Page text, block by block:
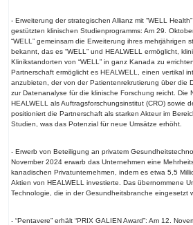
- Erweiterung der strategischen Allianz mit “WELL
gestützten klinischen Studienprogramms: Am 29.
“WELL” gemeinsam die Erweiterung ihres mehrjährigen
bekannt, das es “WELL” und HEALWELL ermöglicht,
Klinikstandorten von “WELL” in ganz Kanada zu
Partnerschaft ermöglicht es HEALWELL, einen vertikal
anzubieten, der von der Patientenrekrutierung über die
zur Datenanalyse für die klinische Forschung reicht. Die
HEALWELL als Auftragsforschungsinstitut (CRO) sowie
positioniert die Partnerschaft als starken Akteur im
Studien, was das Potenzial für neue Umsätze erhöht.
- Erwerb von Beteiligung an privatem
November 2024 erwarb das Unternehmen eine
kanadischen Privatunternehmen, indem es etwa 5,5
Aktien von HEALWELL investierte. Das übernommene
Technologie, die in der Gesundheitsbranche eingesetzt
- “Pentavere” erhält “PRIX GALIEN Award”: Am 12.